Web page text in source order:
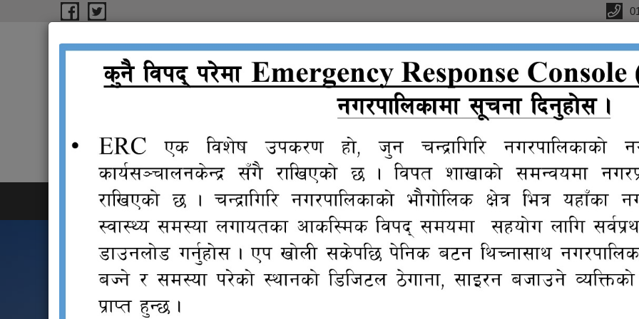
Skip to main content
चन्द्रागिरि नगरपालिका कार्यालय
rüflu/L gu/kflnsF ðFs‹ly
संगालो समिति जानकारी शुसासन सेवा
ताजा खबर